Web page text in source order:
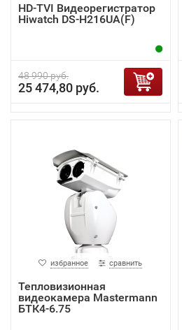
HD-TVI Видеорегистратор
Hiwatch DS-H216UA(F)
48 990 руб.
25 474,80 руб.
избранное сравнить
Тепловизионная
видеокамера Mastermann
БТК4-6.75